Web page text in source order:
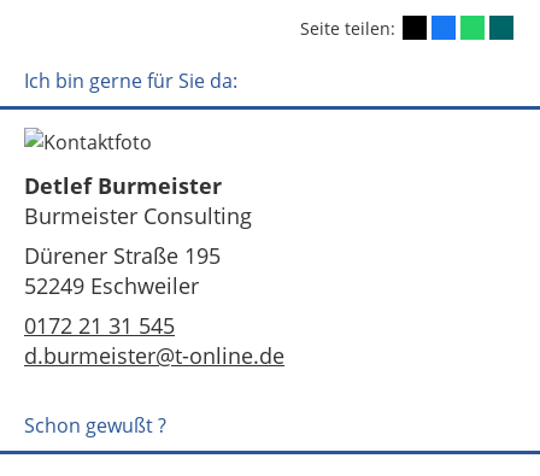
Seite teilen:
Ich bin gerne für Sie da:
Detlef Burmeister
Burmeister Consulting
Dürener Straße 195
52249 Eschweiler
0172 21 31 545
d.burmeister@t-online.de
Schon gewußt ?